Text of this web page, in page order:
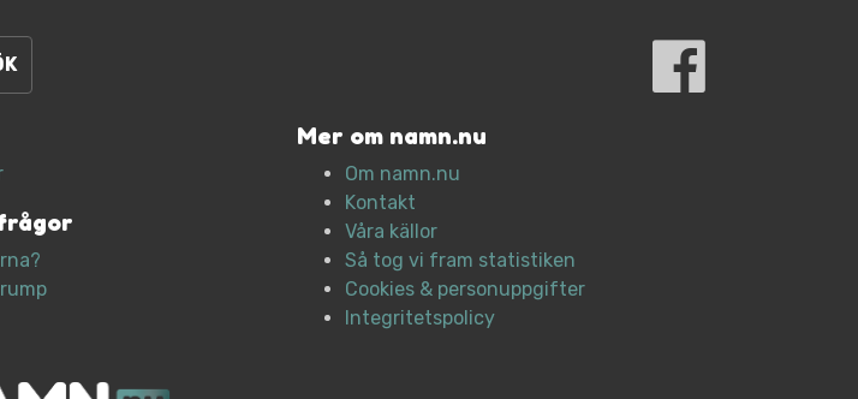
Mer om namn.nu
Om namn.nu
Kontakt
Våra källor
Så tog vi fram statistiken
Cookies & personuppgifter
Integritetspolicy